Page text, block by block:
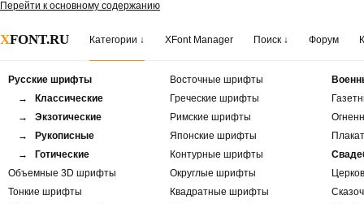
Перейти к основному содержанию
XFONT.RU Категории ↓ XFont Manager Поиск ↓ Форум
Русские шрифты
→ Классические
→ Экзотические
→ Рукописные
→ Готические
Объемные 3D шрифты
Тонкие шрифты
Восточные шрифты
Греческие шрифты
Римские шрифты
Японские шрифты
Контурные шрифты
Округлые шрифты
Квадратные шрифты